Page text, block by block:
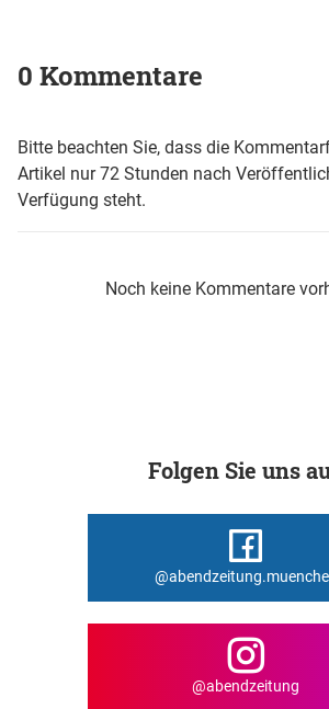
0 Kommentare
Bitte beachten Sie, dass die
Artikel nur 72 Stunden nach
Verfügung steht.
Noch keine Kommentare
Folgen Sie uns
@abendzeitung